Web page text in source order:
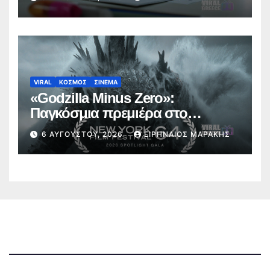
VIRAL ΚΟΣΜΟΣ ΣΙΝΕΜΑ
«Godzilla Minus Zero»:
Παγκόσμια πρεμιέρα στο
Φεστιβάλ Κινηματογράφου της
Νέας Υόρκης (trailer)
6 ΑΥΓΟΎΣΤΟΥ, 2026 ΕΙΡΗΝΑΊΟΣ ΜΑΡΆΚΗΣ